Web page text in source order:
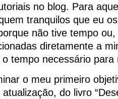
no blog. Para
tranquilos que eu
não tive tempo
diretamente a
tempo necessário para
o meu primeiro
do livro